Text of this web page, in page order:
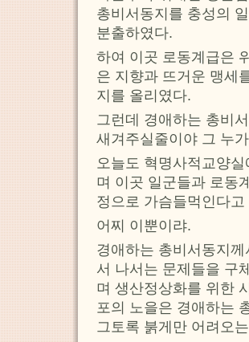
총비서동지를 충성의
분출하였다.
하여 이곳 로동계급은
은 지향과 뜨거운 맹세
지를 올리였다.
그런데 경애하는 총비
새겨주실줄이야 그 누
오늘도 혁명사적교양
며 이곳 일군들과 로동
정으로 가슴들먹인다고
어찌 이뿐이랴.
경애하는 총비서동지
서 나서는 문제들을 구
며 생산정상화를 위한
포의 노을은 경애하는
그토록 붉게만 어려오